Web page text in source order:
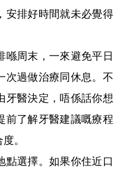
安排好時間就未必覺得
周末，一來避免平日
次過做治療同休息。不
牙醫決定，唔係話你想
前了解牙醫建議嘅療程
。
選擇。如果你住近口